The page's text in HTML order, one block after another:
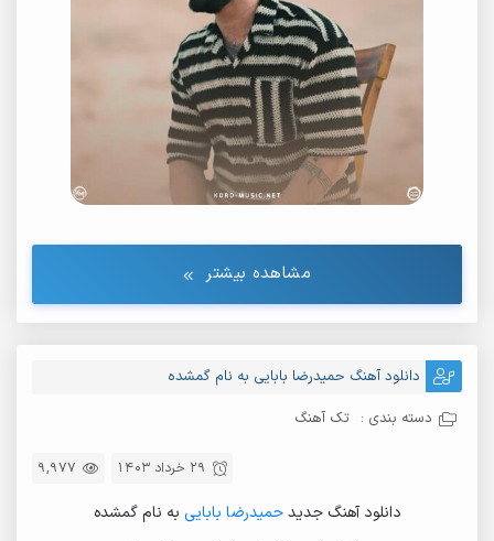
مشاهده بیشتر
دانلود آهنگ حمیدرضا بابایی به نام گمشده
دسته بندی : تک آهنگ
9,977 29 خرداد 1403
دانلود آهنگ جدیدحمیدرضا بابایی به نام گمشده